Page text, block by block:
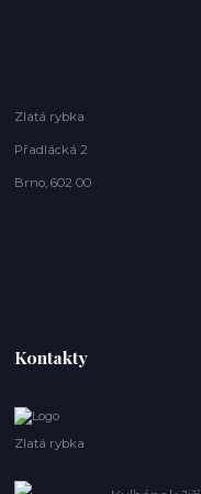
Zlatá rybka
Přadlácká 2
Brno, 602 00
Kontakty
Zlatá rybka